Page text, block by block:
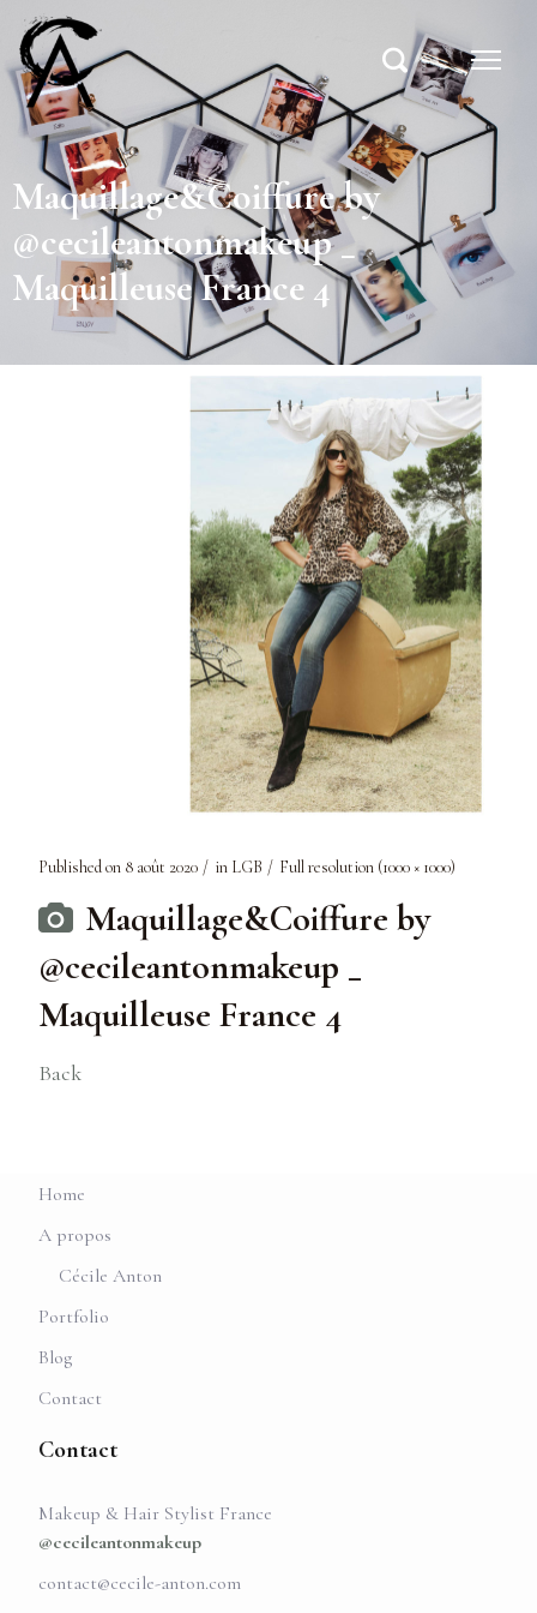
Maquillage&Coiffure by
@cecileantonmakeup _
Maquilleuse France 4
Published on 8 août 2020 in LGB Full resolution (1000 × 1000)
Maquillage&Coiffure by
@cecileantonmakeup _
Maquilleuse France 4
Back
Home
A propos
Cécile Anton
Portfolio
Blog
Contact
Contact
Makeup & Hair Stylist France
@cecileantonmakeup
contact@cecile-anton.com